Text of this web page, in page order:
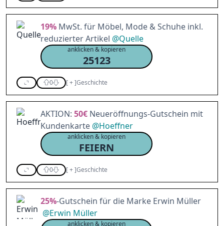
19% MwSt. für Möbel, Mode & Schuhe inkl.
reduzierter Artikel @Quelle
anklicken & kopieren
25123
0 [+]Geschichte
AKTION: 50€ Neueröffnungs-Gutschein mit
Kundenkarte @Hoeffner
anklicken & kopieren
FEIERN
0 [+]Geschichte
25%-Gutschein für die Marke Erwin Müller
@Erwin Müller
anklicken & kopieren